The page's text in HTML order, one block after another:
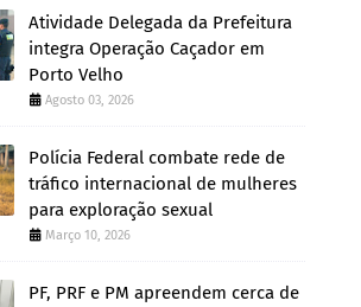
Atividade Delegada da Prefeitura
integra Operação Caçador em
Porto Velho
Agosto 03, 2026
Polícia Federal combate rede de
tráfico internacional de mulheres
para exploração sexual
Março 10, 2026
PF, PRF e PM apreendem cerca de